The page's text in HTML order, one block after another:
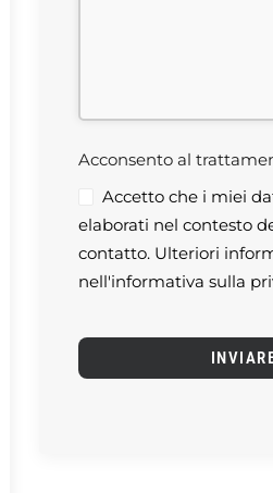
Acconsento al
Accetto che i miei
elaborati nel contesto
contatto. Ulteriori
nell'informativa sulla